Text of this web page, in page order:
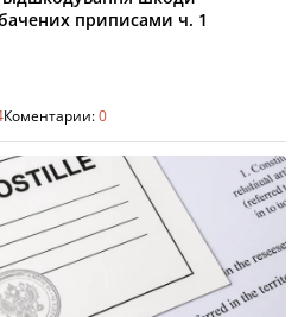
приписами ч. 1
Коментарии:0